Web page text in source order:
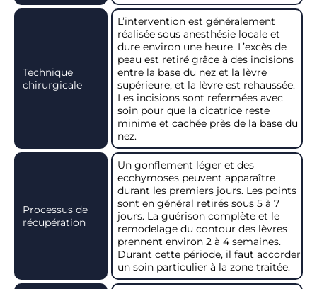
Technique
chirurgicale
L’intervention est généralement
réalisée sous anesthésie locale et
dure environ une heure. L’excès de
peau est retiré grâce à des incisions
entre la base du nez et la lèvre
supérieure, et la lèvre est rehaussée.
Les incisions sont refermées avec
soin pour que la cicatrice reste
minime et cachée près de la base du
nez.
Processus de
récupération
Un gonflement léger et des
ecchymoses peuvent apparaître
durant les premiers jours. Les points
sont en général retirés sous 5 à 7
jours. La guérison complète et le
remodelage du contour des lèvres
prennent environ 2 à 4 semaines.
Durant cette période, il faut accorder
un soin particulier à la zone traitée.